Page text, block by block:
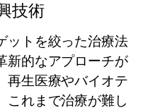
技術
ットを絞った治療法
新的なアプローチが
再生医療やバイオテ
これまで治療が難し